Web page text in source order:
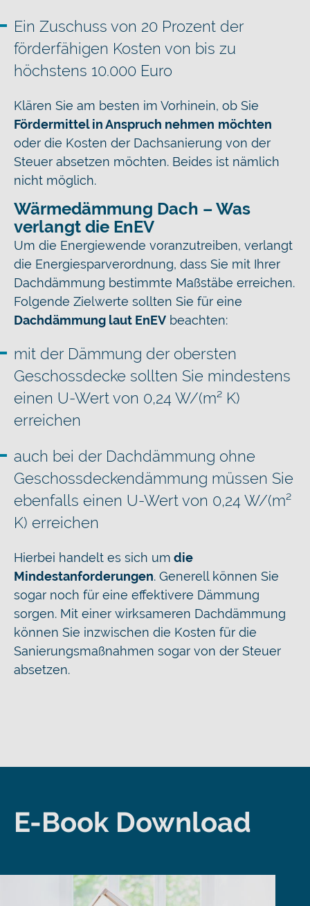
Ein Zuschuss von 20 Prozent der
förderfähigen Kosten von bis zu
höchstens 10.000 Euro
Klären Sie am besten im Vorhinein, ob Sie
Fördermittel in Anspruch nehmen möchten
oder die Kosten der Dachsanierung von der
Steuer absetzen möchten. Beides ist nämlich
nicht möglich.
Wärmedämmung Dach – Was
verlangt die EnEV
Um die Energiewende voranzutreiben, verlangt
die Energiesparverordnung, dass Sie mit Ihrer
Dachdämmung bestimmte Maßstäbe erreichen.
Folgende Zielwerte sollten Sie für eine
Dachdämmung laut EnEV beachten:
mit der Dämmung der obersten
Geschossdecke sollten Sie mindestens
einen U-Wert von 0,24 W/(m² K)
erreichen
auch bei der Dachdämmung ohne
Geschossdeckendämmung müssen Sie
ebenfalls einen U-Wert von 0,24 W/(m²
K) erreichen
Hierbei handelt es sich um die
Mindestanforderungen. Generell können Sie
sogar noch für eine effektivere Dämmung
sorgen. Mit einer wirksameren Dachdämmung
können Sie inzwischen die Kosten für die
Sanierungsmaßnahmen sogar von der Steuer
absetzen.
E-Book Download